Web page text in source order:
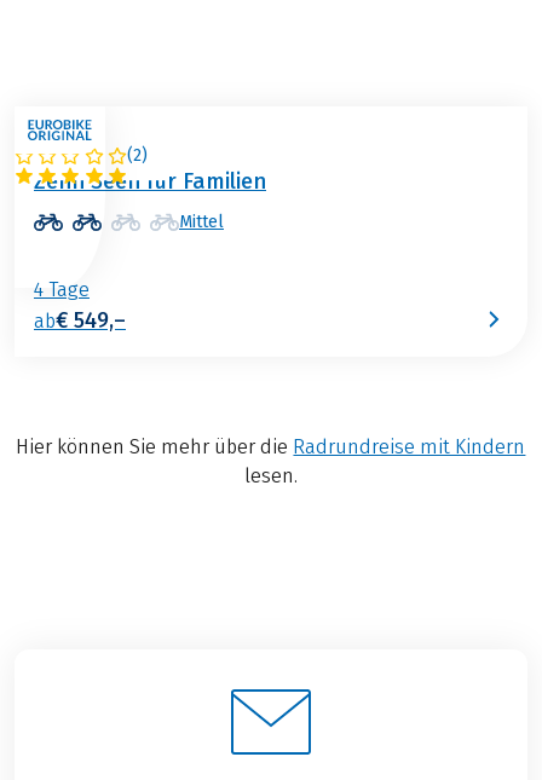
(2)
ÖSTERREICH
Zehn Seen für Familien
Mittel
4 Tage
ab€ 549,–
Hier können Sie mehr über die Radrundreise mit Kindern
lesen.